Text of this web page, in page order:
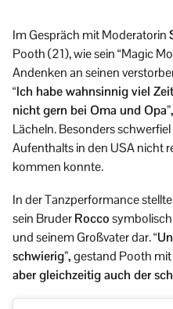
Im Gespräch mit Moderatorin
Pooth (21), wie sein “Magic
Andenken an seinen
“Ich habe wahnsinnig viel
nicht gern bei Oma und Opa”,
Lächeln. Besonders
Aufenthalts in den USA nicht
kommen konnte.
In der Tanzperformance
sein BruderRocco
und seinem Großvater dar.
schwierig”,gestand Pooth
aber gleichzeitig auch der